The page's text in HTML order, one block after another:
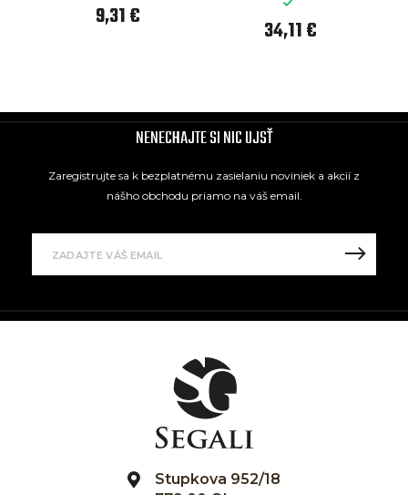
9,31 € 34,11 €
NENECHAJTE SI NIC UJSŤ
Zaregistrujte sa k bezplatnému zasielaniu noviniek a akcií z
nášho obchodu priamo na váš email.
Stupkova 952/18